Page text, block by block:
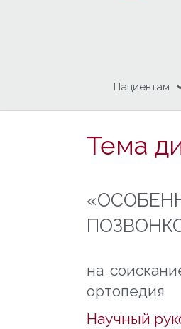
Пациентам
Тема
на
ортопедия
Научный